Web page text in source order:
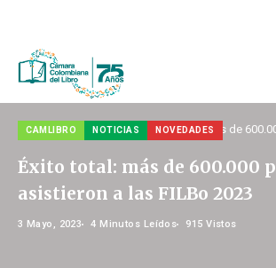
Home Noticias Camlibro
Éxito total: más de
CAMLIBRO NOTICIAS NOVEDADES
Éxito total: más de 600.000
asistieron a las FILBo 2023
3 Mayo, 2023 4 Minutos Leídos 915 Vistos